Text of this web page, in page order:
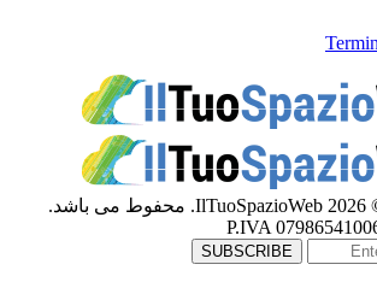
تمامی حقوق برای © 2026 IlTuoSpazioWeb. محفوط می باشد.
P.IVA